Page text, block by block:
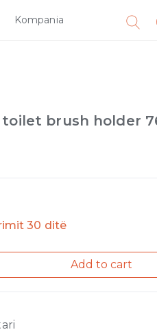
Kompania
for:
brush holder
30 ditë
Add to cart